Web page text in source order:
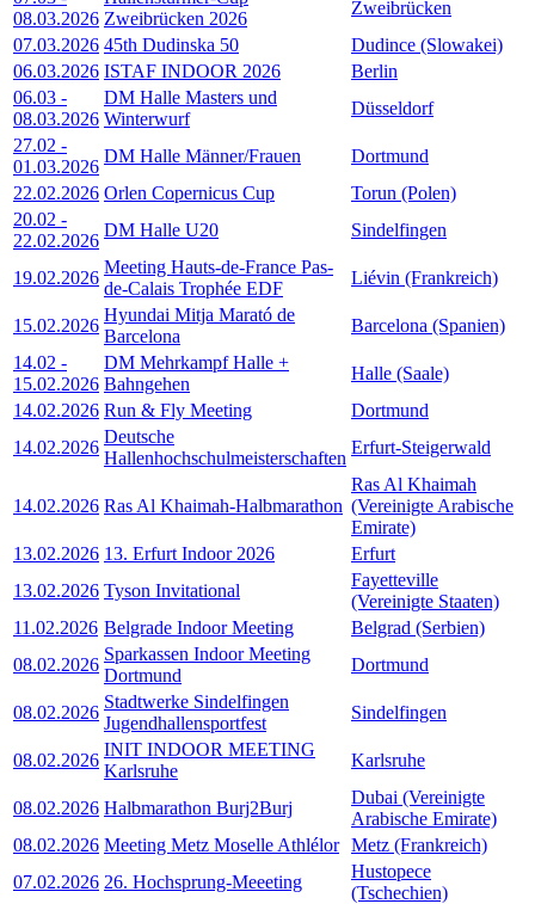
08.03.2026 Zweibrücken 2026
Zweibrücken
07.03.2026 45th Dudinska 50
Dudince (Slowakei)
06.03.2026 ISTAF INDOOR 2026
Berlin
06.03 -
08.03.2026
DM Halle Masters und
Winterwurf
Düsseldorf
27.02 -
01.03.2026
DM Halle Männer/Frauen
Dortmund
22.02.2026 Orlen Copernicus Cup
Torun (Polen)
20.02 -
22.02.2026
DM Halle U20 Sindelfingen
19.02.2026
Meeting Hauts-de-France Pas-
de-Calais Trophée EDF
Liévin (Frankreich)
15.02.2026
Hyundai Mitja Marató de
Barcelona
Barcelona (Spanien)
14.02 -
15.02.2026
DM Mehrkampf Halle +
Bahngehen
Halle (Saale)
14.02.2026 Run & Fly Meeting
Dortmund
14.02.2026
Deutsche
Hallenhochschulmeisterschaften
Erfurt-Steigerwald
14.02.2026 Ras Al Khaimah-Halbmarathon
Ras Al Khaimah
(Vereinigte Arabische
Emirate)
13.02.2026 13. Erfurt Indoor 2026
Erfurt
13.02.2026 Tyson Invitational
Fayetteville
(Vereinigte Staaten)
11.02.2026 Belgrade Indoor Meeting
Belgrad (Serbien)
08.02.2026
Sparkassen Indoor Meeting
Dortmund
Dortmund
08.02.2026
Stadtwerke Sindelfingen
Jugendhallensportfest
Sindelfingen
08.02.2026
INIT INDOOR MEETING
Karlsruhe
Karlsruhe
08.02.2026 Halbmarathon Burj2Burj
Dubai (Vereinigte
Arabische Emirate)
08.02.2026 Meeting Metz Moselle Athlélor Metz (Frankreich)
07.02.2026 26. Hochsprung-Meeeting
Hustopece
(Tschechien)